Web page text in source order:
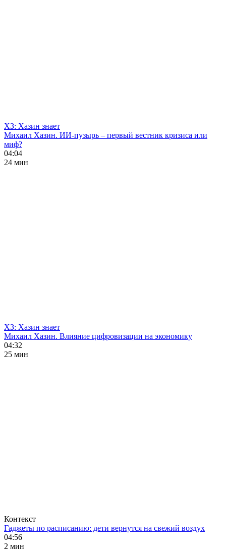
ХЗ: Хазин знает
Михаил Хазин. ИИ-пузырь – первый вестник кризиса или
миф?
04:04
24 мин
ХЗ: Хазин знает
Михаил Хазин. Влияние цифровизации на экономику
04:32
25 мин
Контекст
Гаджеты по расписанию: дети вернутся на свежий воздух
04:56
2 мин